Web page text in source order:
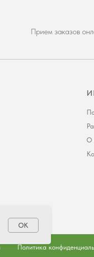
Прием заказов
О
Политика
OK